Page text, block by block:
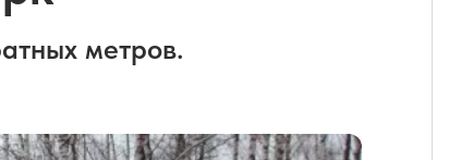
метров.